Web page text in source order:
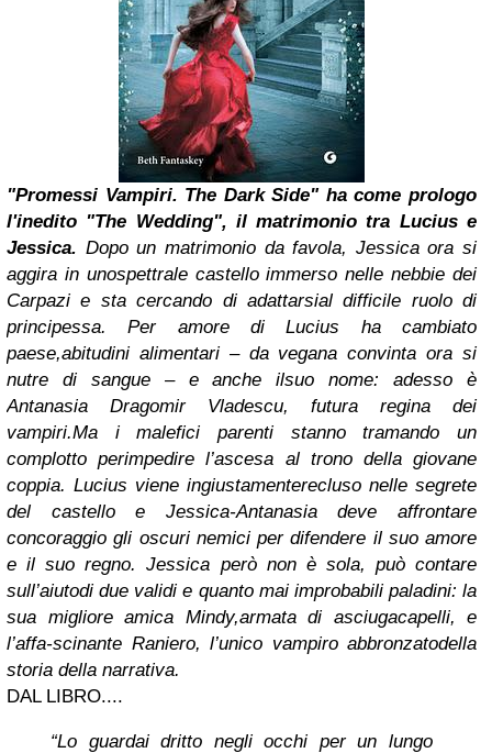
"Promessi Vampiri. The Dark Side" ha come prologo
l'inedito "The Wedding", il matrimonio tra Lucius e
Jessica. Dopo un matrimonio da favola, Jessica ora si
aggira in unospettrale castello immerso nelle nebbie dei
Carpazi e sta cercando di adattarsial difficile ruolo di
principessa. Per amore di Lucius ha cambiato
paese,abitudini alimentari – da vegana convinta ora si
nutre di sangue – e anche ilsuo nome: adesso è
Antanasia Dragomir Vladescu, futura regina dei
vampiri.Ma i malefici parenti stanno tramando un
complotto perimpedire l’ascesa al trono della giovane
coppia. Lucius viene ingiustamenterecluso nelle segrete
del castello e Jessica-Antanasia deve affrontare
concoraggio gli oscuri nemici per difendere il suo amore
e il suo regno.Jessica però non è sola, può contare
sull’aiutodi due validi e quanto mai improbabili paladini: la
sua migliore amica Mindy,armata di asciugacapelli, e
l’affa-scinante Raniero, l’unico vampiro abbronzatodella
storia della narrativa.
DAL LIBRO....
“Lo guardai dritto negli occhi per un lungo